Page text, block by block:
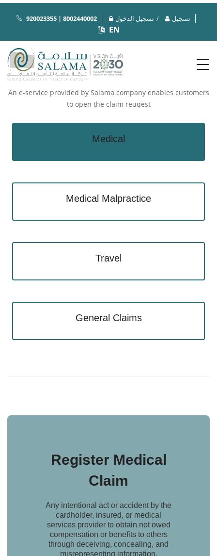
920023355 | 8002440002 تسجيل الدخول تسجيل
EN
Request for Claims
An e-service provided by Salama company enables customers
to open the claim reuqest
Medical
Medical Malpractice
Travel
General Claims
Register Medical
Claim
Any intentional act or accident by the
cardholder, insured, or medical
services provider to obtain not owed
compensation or benefits to others
through deceiving, concealing, and
misrepresenting information.